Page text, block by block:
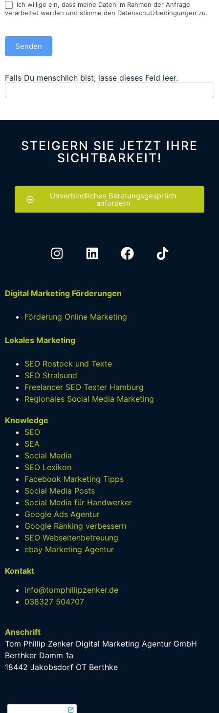
Ich willige ein, dass meine Daten im Rahmen der Anfrage
verarbeitet werden und stimme den Datenschutzbedingungen zu.
Senden
Falls Du menschlich bist, lasse dieses Feld leer.
STEIGERN SIE JETZT IHRE
SICHTBARKEIT!
Unverbindliches Beratungsgespräch
anfordern
Digital Marketing Förderungen
Förderung Online Marketing
Lokales Marketing
SEO Rostock und Texte
SEO Stralsund
Freelancer SEO Texter Hamburg
Regionales Social Media Marketing
Knowledge
SEO
SEA
Social Media
SEO Lexikon
Facebook Marketing Tipps
Social Media Posts
Social Media für Handwerker
Google Ads Agentur
Google Ranking verbessern
SEO Webseitenbetreuung
ebay Marketing Agentur
Kontakt
info@tomphillipzenker.de
038327 504707
Anschrift
Tom Phillip Zenker Digital Marketing Agentur GmbH
Berthker Damm 1a
18442 Jakobsdorf OT Berthke